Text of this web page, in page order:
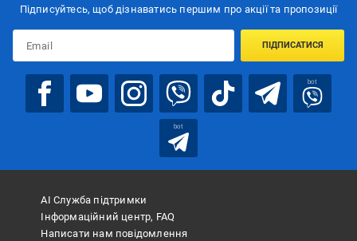
Підписуйтесь, щоб дізнаватись першим про акції та пропозиції
ПІДПИСАТИСЯ
bot
bot
АІ Служба підтримки
Інформаційний центр, FAQ
Написати нам повідомлення